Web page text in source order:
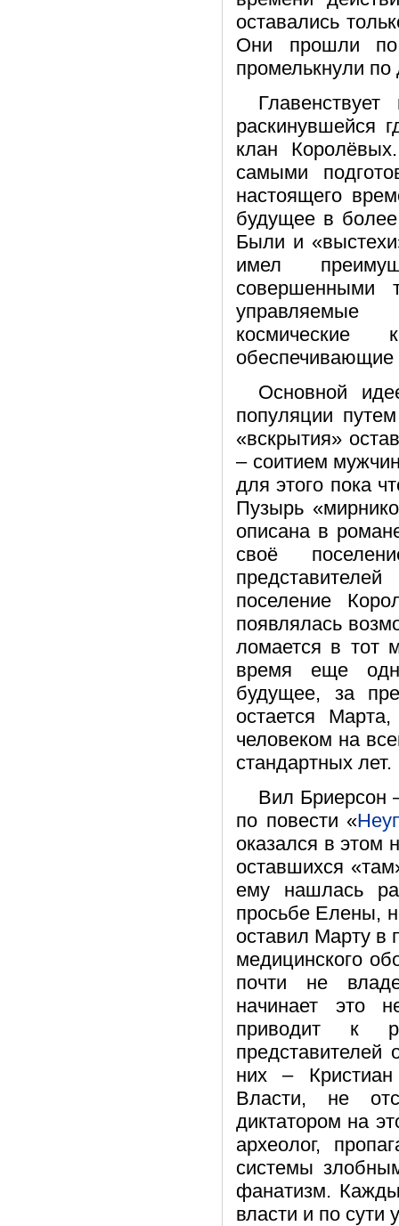
оставались
Они прошли по
промелькнули по
раскинувшейся
клан
самыми
настоящего
будущее в
Были и
имел
совершенными
управляемые
космические
обеспечивающие
Основной
популяции
«вскрытия»
– соитием
для этого пока
Пузырь
описана в
своё
поселение
появлялась
ломается в тот
время еще
будущее, за
остается
человеком на
стандартных лет.
Вил Бриерсон
по повести «
оказался в этом
оставшихся
ему нашлась
просьбе Елены,
оставил Марту в
медицинского
почти не
начинает это
приводит к
них –
Власти, не
диктатором на
археолог,
системы
фанатизм.
власти и по сути